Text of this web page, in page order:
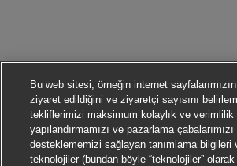
Bu web sitesi, örneğin internet
ziyaret edildiğini ve ziyaretçi sayısını
tekliflerimizi maksimum kolaylık ve verimlilik
yapılandırmamızı ve pazarlama çabalarımızı
desteklememizi sağlayan tanımlama bilgileri
teknolojiler (bundan böyle “teknolojiler” olarak